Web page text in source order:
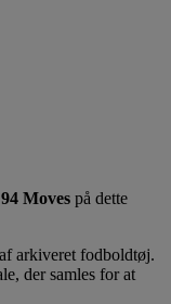
94 Moves på dette
arkiveret fodboldtøj.
der samles for at